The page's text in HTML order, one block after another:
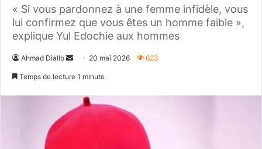
« Si vous pardonnez à une femme infidèle, vous
lui confirmez que vous êtes un homme faible »,
explique Yul Edochie aux hommes
Ahmad Diallo
Envoyer20 mai 2026 623
Temps de lecture 1 minute